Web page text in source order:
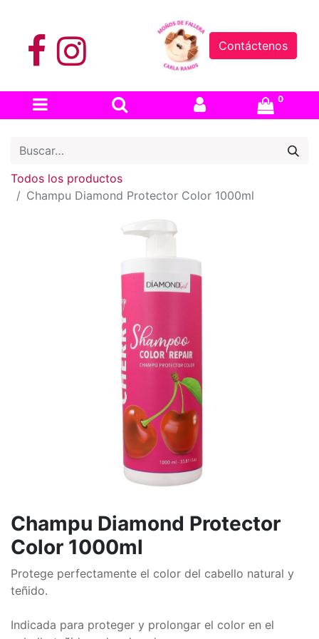
Contáctenos
0
Todos los productos
Champu Diamond Protector Color 1000ml
Champu Diamond Protector
Color 1000ml
Protege perfectamente el color del cabello natural y
teñido.
Indicada para proteger y prolongar el color en el